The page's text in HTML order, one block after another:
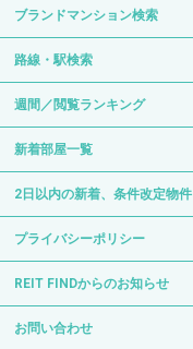
ブランドマンション検索
路線・駅検索
週間／閲覧ランキング
新着部屋一覧
2日以内の新着、条件改定物件
プライバシーポリシー
REIT FINDからのお知らせ
お問い合わせ